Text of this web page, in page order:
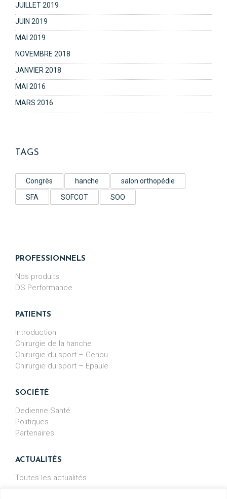
JUILLET 2019
JUIN 2019
MAI 2019
NOVEMBRE 2018
JANVIER 2018
MAI 2016
MARS 2016
TAGS
Congrès hanche
salon orthopédie
SFA
SOFCOT SOO
PROFESSIONNELS
Nos produits
DS Performance
PATIENTS
Introduction
Chirurgie de la hanche
Chirurgie du sport – Genou
Chirurgie du sport – Epaule
SOCIÉTÉ
Dedienne Santé
Politiques
Partenaires
ACTUALITÉS
Toutes les actualités